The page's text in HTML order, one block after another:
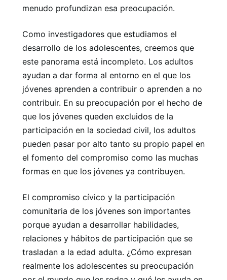
menudo profundizan esa preocupación.
Como investigadores que estudiamos el
desarrollo de los adolescentes, creemos que
este panorama está incompleto. Los adultos
ayudan a dar forma al entorno en el que los
jóvenes aprenden a contribuir o aprenden a no
contribuir. En su preocupación por el hecho de
que los jóvenes queden excluidos de la
participación en la sociedad civil, los adultos
pueden pasar por alto tanto su propio papel en
el fomento del compromiso como las muchas
formas en que los jóvenes ya contribuyen.
El compromiso cívico y la participación
comunitaria de los jóvenes son importantes
porque ayudan a desarrollar habilidades,
relaciones y hábitos de participación que se
trasladan a la edad adulta. ¿Cómo expresan
realmente los adolescentes su preocupación